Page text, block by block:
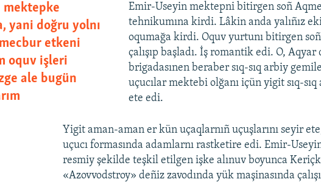
mektepke
yani doğru yolnı
etkeni
oquv işleri
ale bugün
Emir-Useyin mektepni bitirgen soñ
tehnikumına kirdi. Lâkin anda yalıñız
oqumağa kirdi. Oquv yurtunı bitirgen
çalışıp başladı. İş romantik edi. O, Aqyar
brigadasınen beraber sıq-sıq arbiy
uçucılar mektebi olğanı içün yigit sıq-
ete edi.
Yigit aman-aman er kün uçaqlarnıñ uçuşlarını seyir
uçucı formasında adamlarnı rastketire edi. Emir-
resmiy şekilde teşkil etilgen işke alınuv boyunca
«Azovvodstroy» deñiz zavodında yük maşinasında